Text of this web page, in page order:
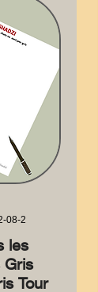
08-2
les
Gris
Tour